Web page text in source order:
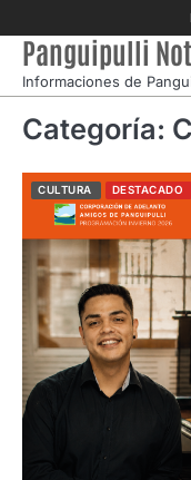
to
content
Panguipulli
Informaciones de
Categoría:
CULTURA DESTACADO